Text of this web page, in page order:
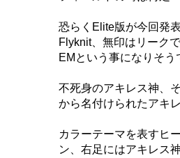
恐らくElite版が今回発
Flyknit、無印はリーク
EMという事になりそう
不死身のアキレス神、
から名付けられたアキレ
カラーテーマを表すヒ
ン、右足にはアキレス